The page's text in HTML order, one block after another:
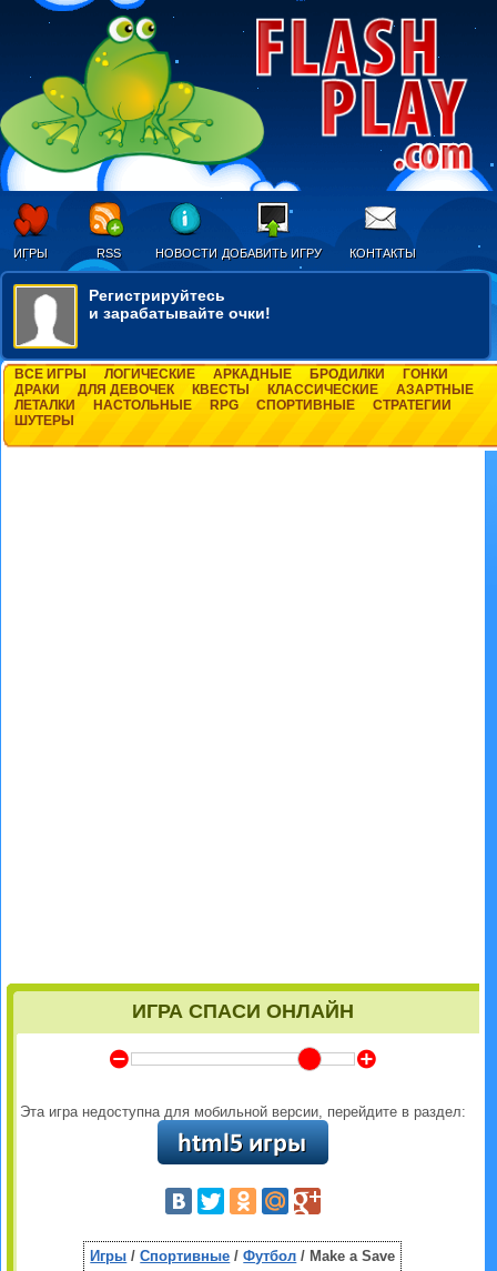
ИГРЫ RSS НОВОСТИ ДОБАВИТЬ ИГРУ КОНТАКТЫ
Регистрируйтесь
и зарабатывайте очки!
ВСЕ ИГРЫ ЛОГИЧЕСКИЕ АРКАДНЫЕ БРОДИЛКИ
ГОНКИ
ДРАКИ
ДЛЯ ДЕВОЧЕК КВЕСТЫ КЛАССИЧЕСКИЕ
АЗАРТНЫЕ
ЛЕТАЛКИ
НАСТОЛЬНЫЕ RPG СПОРТИВНЫЕ
СТРАТЕГИИ
ШУТЕРЫ
ИГРА СПАСИ ОНЛАЙН
Y Z
Эта игра недоступна для мобильной версии, перейдите в раздел:
Игры /Спортивные /Футбол / Make a Save